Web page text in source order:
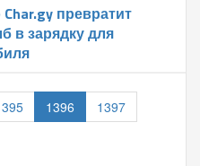
превратит
в зарядку для
1396
1397